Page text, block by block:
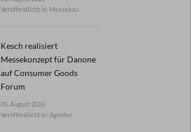
Veröffentlicht in: Messebau
Kesch realisiert
Messekonzept für Danone
auf Consumer Goods
Forum
05. August 2026
Veröffentlicht in: Agentur